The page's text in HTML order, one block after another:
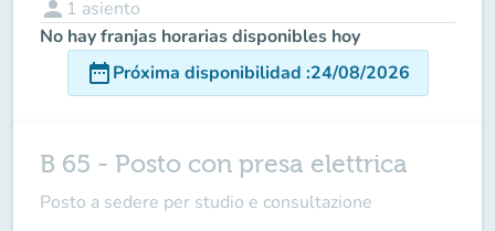
person 1 asiento
No hay franjas horarias disponibles hoy
date_rangePróxima disponibilidad :24/08/2026
B 65 - Posto con presa elettrica
Posto a sedere per studio e consultazione